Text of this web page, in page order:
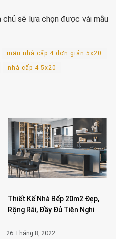
chủ sẽ lựa chọn được vài mẫu
mẫu nhà cấp 4 đơn giản 5x20
nhà cấp 4 5x20
Thiết Kế Nhà Bếp 20m2 Đẹp,
Rộng Rãi, Đầy Đủ Tiện Nghi
26 Tháng 8, 2022